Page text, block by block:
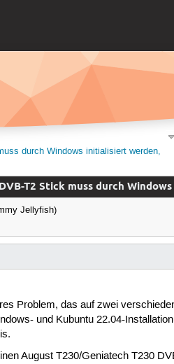
durch Windows initialisiert werden,
DVB-T2 Stick muss durch
Jellyfish)
Problem, das auf zwei
und Kubuntu 22.04-
August T230/Geniatech T230